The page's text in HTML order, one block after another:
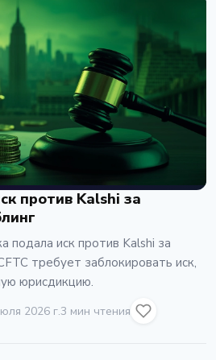
против Kalshi за
подала иск против Kalshi за
требует заблокировать иск,
юрисдикцию.
2026 г.3 мин чтения